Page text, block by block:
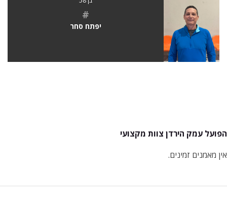
#
יפתח סחר
הפועל עמק הירדן צוות מקצועי
אין מאמנים זמינים.